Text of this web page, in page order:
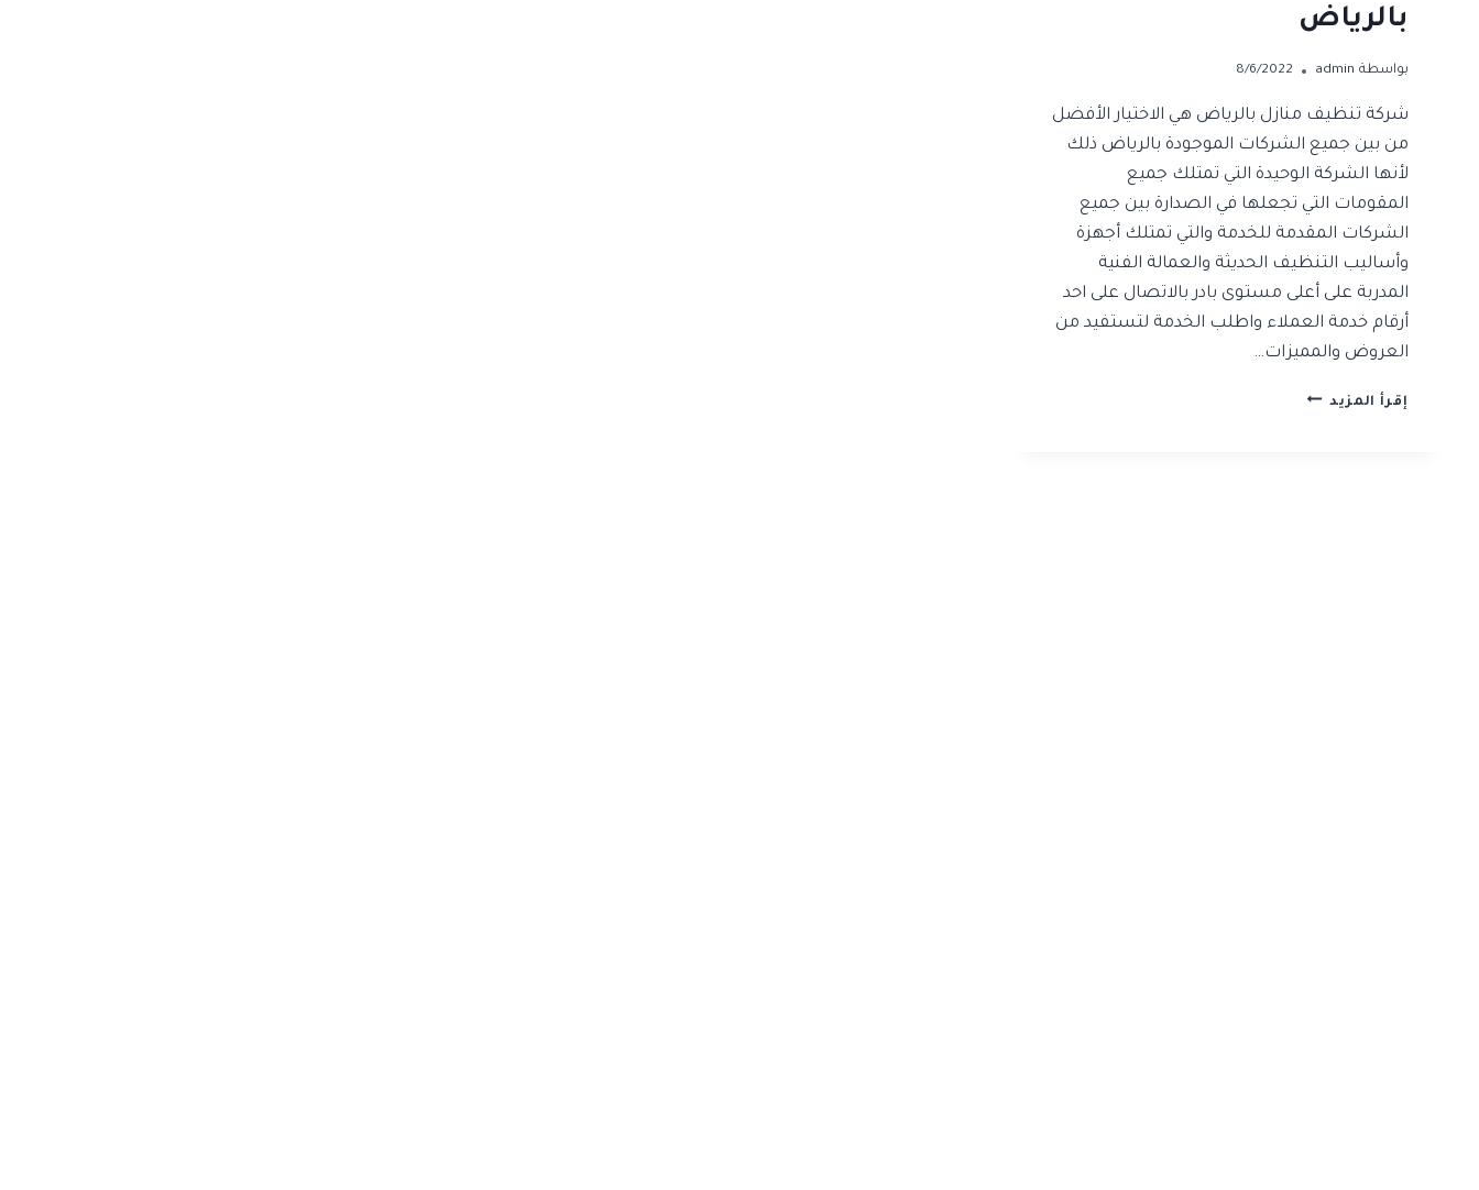
بالرياض
بواسطة admin
8/6/2022
شركة تنظيف منازل بالرياض هي الاختيار الأفضل
من بين جميع الشركات الموجودة بالرياض ذلك
لأنها الشركة الوحيدة التي تمتلك جميع
المقومات التي تجعلها في الصدارة بين جميع
الشركات المقدمة للخدمة والتي تمتلك أجهزة
وأساليب التنظيف الحديثة والعمالة الفنية
المدربة على أعلى مستوى بادر بالاتصال على احد
أرقام خدمة العملاء واطلب الخدمة لتستفيد من
العروض والمميزات…
إقرأ المزيد شركة